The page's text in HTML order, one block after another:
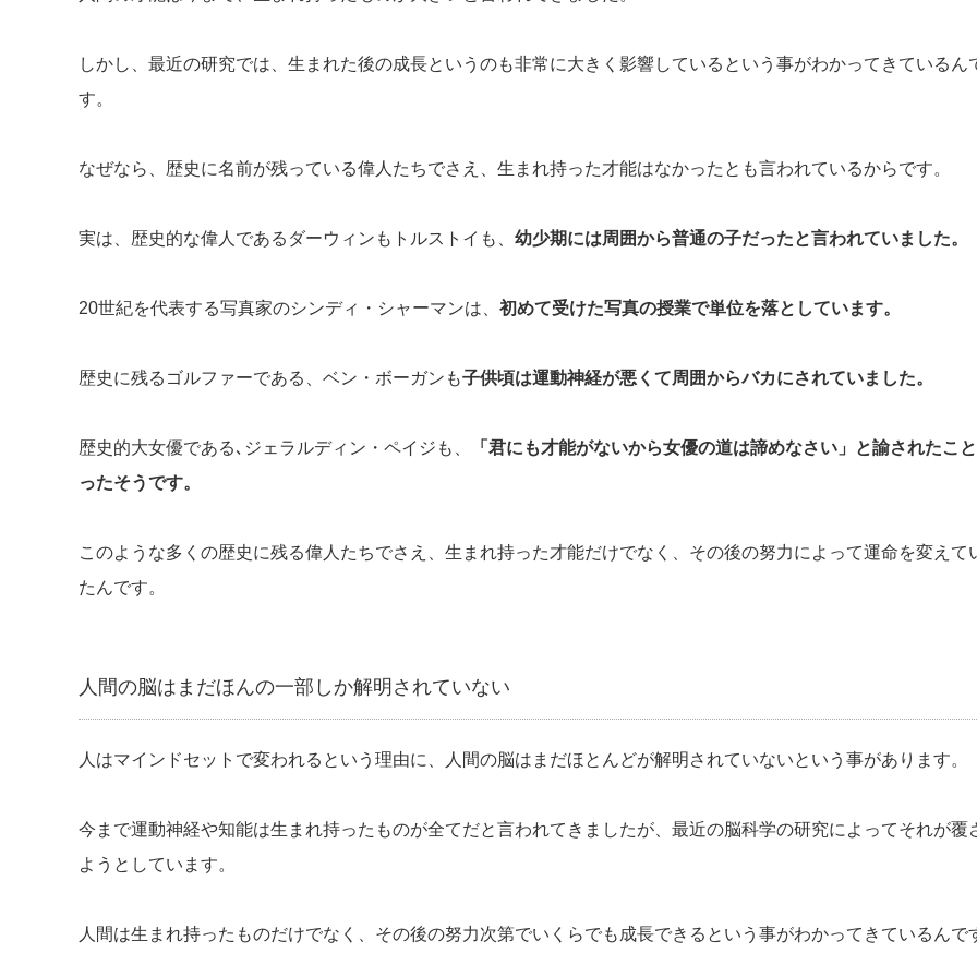
しかし、最近の研究では、生まれた後の成長というのも非常に大きく影響しているという事がわかってきているん
す。
なぜなら、歴史に名前が残っている偉人たちでさえ、生まれ持った才能はなかったとも言われているからです。
実は、歴史的な偉人であるダーウィンもトルストイも、 幼少期には周囲から普通の子だったと言われていました。
20世紀を代表する写真家のシンディ・シャーマンは、 初めて受けた写真の授業で単位を落としています。
歴史に残るゴルファーである、ベン・ボーガンも子供頃は運動神経が悪くて周囲からバカにされていました。
歴史的大女優である､ジェラルディン・ペイジも、
「君にも才能がないから女優の道は諦めなさい」と諭されたこ
ったそうです。
このような多くの歴史に残る偉人たちでさえ、生まれ持った才能だけでなく、その後の努力によって運命を変えて
たんです。
人間の脳はまだほんの一部しか解明されていない
人はマインドセットで変われるという理由に、人間の脳はまだほとんどが解明されていないという事があります。
今まで運動神経や知能は生まれ持ったものが全てだと言われてきましたが、最近の脳科学の研究によってそれが覆
ようとしています。
人間は生まれ持ったものだけでなく、その後の努力次第でいくらでも成長できるという事がわかってきているんで